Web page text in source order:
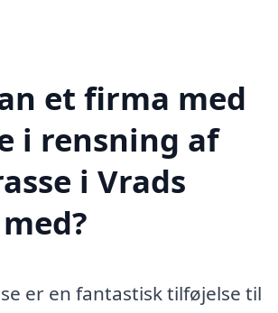
et firma med
i rensning af
i Vrads
er en fantastisk tilføjelse til